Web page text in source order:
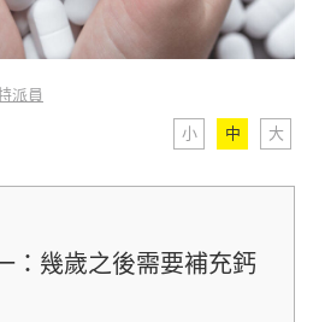
派員
小 中 大
：幾歲之後需要補充鈣